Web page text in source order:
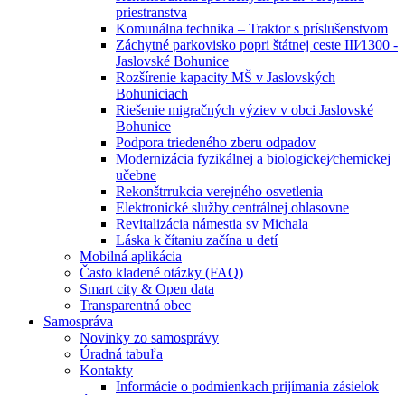
priestranstva
Komunálna technika – Traktor s príslušenstvom
Záchytné parkovisko popri štátnej ceste III⁄1300 -
Jaslovské Bohunice
Rozšírenie kapacity MŠ v Jaslovských
Bohuniciach
Riešenie migračných výziev v obci Jaslovské
Bohunice
Podpora triedeného zberu odpadov
Modernizácia fyzikálnej a biologickej⁄chemickej
učebne
Rekonštrrukcia verejného osvetlenia
Elektronické služby centrálnej ohlasovne
Revitalizácia námestia sv Michala
Láska k čítaniu začína u detí
Mobilná aplikácia
Často kladené otázky (FAQ)
Smart city & Open data
Transparentná obec
Samospráva
Novinky zo samosprávy
Úradná tabuľa
Kontakty
Informácie o podmienkach prijímania zásielok